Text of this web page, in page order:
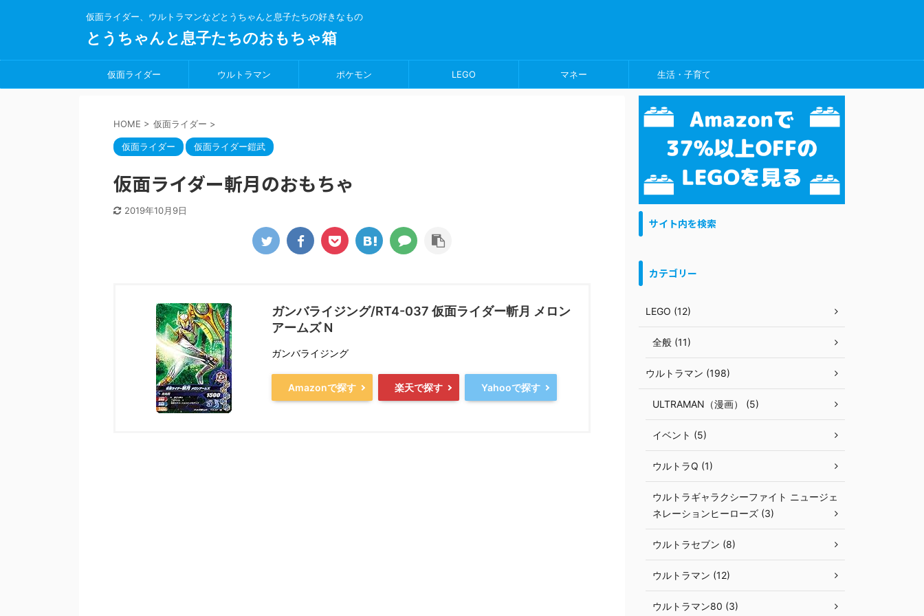
仮面ライダー、ウルトラマンなどとうちゃんと息子たちの好きなもの
とうちゃんと息子たちのおもちゃ箱
仮面ライダー ウルトラマン ポケモン LEGO マネー 生活・子育て
HOME > 仮面ライダー >
仮面ライダー 仮面ライダー鎧武
仮面ライダー斬月のおもちゃ
2019年10月9日
ガンバライジング/RT4-037 仮面ライダー斬月 メロン
アームズ N
ガンバライジング
Amazonで探す 楽天で探す Yahooで探す
サイト内を検索
カテゴリー
LEGO (12)
全般 (11)
ウルトラマン (198)
ULTRAMAN（漫画） (5)
イベント (5)
ウルトラQ (1)
ウルトラギャラクシーファイト ニュージェ
ネレーションヒーローズ (3)
ウルトラセブン (8)
ウルトラマン (12)
ウルトラマン80 (3)